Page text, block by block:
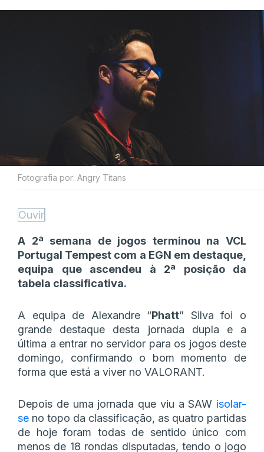
Fotografia por: Angry Titans
Ouvir
A 2ª semana de jogos terminou na VCL
Portugal Tempest com a EGN em destaque,
equipa que ascendeu à 2ª posição da
tabela classificativa.
A equipa de Alexandre “Phatt” Silva foi o
grande destaque desta jornada dupla e a
última a entrar no servidor para os jogos deste
domingo, confirmando o bom momento de
forma que está a viver no VALORANT.
Depois de uma jornada que viu a SAW isolar-
se no topo da classificação, as quatro partidas
de hoje foram todas de sentido único com
menos de 18 rondas disputadas, tendo o jogo